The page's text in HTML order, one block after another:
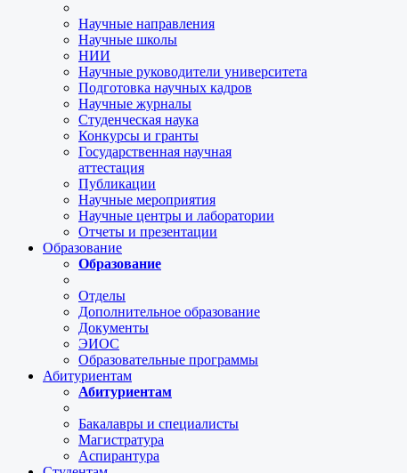
Научные направления
Научные школы
НИИ
Научные руководители университета
Подготовка научных кадров
Научные журналы
Студенческая наука
Конкурсы и гранты
Государственная научная
аттестация
Публикации
Научные мероприятия
Научные центры и лаборатории
Отчеты и презентации
Образование
Образование
Отделы
Дополнительное образование
Документы
ЭИОС
Образовательные программы
Абитуриентам
Абитуриентам
Бакалавры и специалисты
Магистратура
Аспирантура